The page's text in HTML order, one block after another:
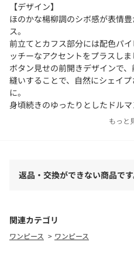
【デザイン】
ほのかな楊柳調のシボ感が表情
ス。
前立てとカフス部分には配色パ
ッチーなアクセントをプラスしま
ボタン見せの前開きデザインで
縫いすることで、自然にシェイ
に。
身頃続きのゆったりとしたドル
程よい抜け感を演出します。
羽襟付きのデザインですが、ス
【素材】
ほのかな楊柳調のシボ感が特徴の
表情があり、シンプルながらも高
もっと
返品・交換ができない商品です
関連カテゴリ
ワンピース ワンピース